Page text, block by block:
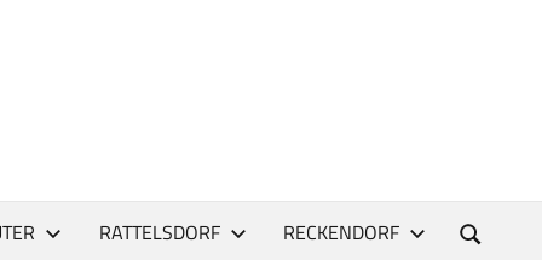
RATTELSDORF RECKENDORF